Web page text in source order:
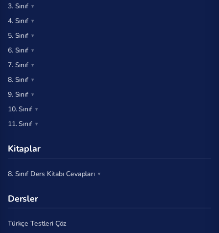
3. Sınıf
4. Sınıf
5. Sınıf
6. Sınıf
7. Sınıf
8. Sınıf
9. Sınıf
10. Sınıf
11. Sınıf
Kitaplar
8. Sınıf Ders Kitabı Cevapları
Dersler
Türkçe Testleri Çöz